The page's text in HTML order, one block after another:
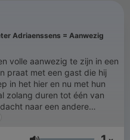
Adriaenssens = Aanwezig
volle aanwezig te zijn in een
praat met een gast die hij
in het hier en nu met hun
zolang duren tot één van
naar een andere
geen agenda, maar